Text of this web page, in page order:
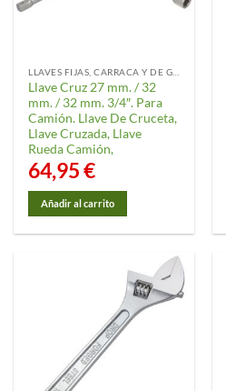
Llave Cruz 27 mm. / 32
mm. / 32 mm. 3/4″. Para
Camión. Llave De Cruceta,
Llave Cruzada, Llave
Rueda Camión,
64,95€
Añadir al carrito